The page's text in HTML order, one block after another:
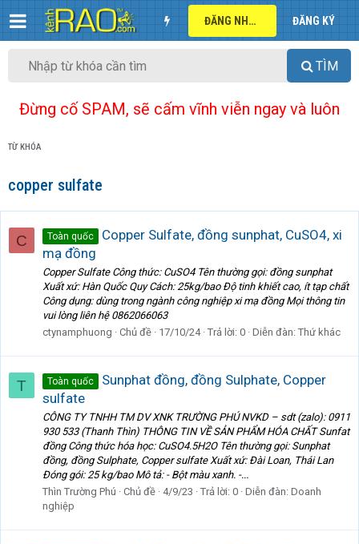
ĐĂNG NHẬP ĐĂNG KÝ
TÌM
Đừng cố SPAM, sẽ cấm vĩnh viễn ngay và luôn
TỪ KHÓA
copper sulfate
C Toàn quốc
Copper Sulfate, đồng sunphat, CuSO4, xi
mạ đồng
Copper Sulfate Công thức: CuSO4 Tên thường gọi: đồng sunphat
Xuất xứ: Hàn Quốc Quy Cách: 25kg/bao Độ tinh khiết cao, ít tạp chất
Công dụng: dùng trong ngành công nghiệp xi mạ đồng Mọi thông tin
vui lòng liên hệ 0862066063
ctynamphuong
Chủ đề 17/10/24 Trả lời: 0 Diễn đàn: Thứ khác
T Toàn quốc
Sunphat đồng, đồng Sulphate, Copper
sulfate
CÔNG TY TNHH TM DV XNK TRƯỜNG PHÚ NVKD – sdt (zalo): 0911
930 533 (Thanh Thìn) THÔNG TIN VỀ SẢN PHẨM HÓA CHẤT Sunfat
đồng Công thức hóa học: CuSO4.5H2O Tên thường gọi: Sunphat
đồng, đồng Sulphate, Copper sulfate Xuất xứ: Đài Loan, Thái Lan
Đóng gói: 25 kg/bao Mô tả: - Bột màu xanh. -...
Thìn Trường Phú
Chủ đề 4/9/23 Trả lời: 0 Diễn đàn: Doanh
nghiệp